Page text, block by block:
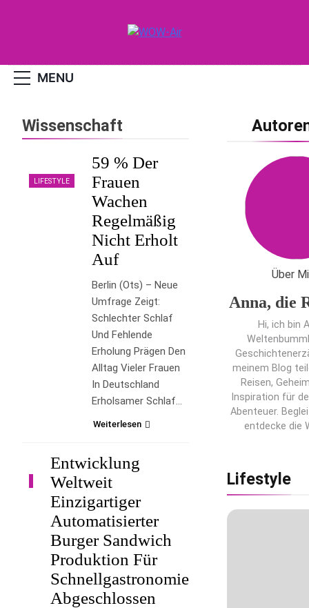
WOW-Air
MENU
Wissenschaft
LIFESTYLE
59 % Der
Frauen
Wachen
Regelmäßig
Nicht Erholt
Auf
Berlin (ots) – Neue
Umfrage Zeigt:
Schlechter Schlaf
Und Fehlende
Erholung Prägen Den
Alltag Vieler Frauen
In Deutschland
Erholsamer Schlaf…
Weiterlesen
LIFESTYLE
Entwicklung
Weltweit
Einzigartiger
Automatisierter
Burger Sandwich
Produktion Für
Schnellgastronomie
Abgeschlossen
Über
Anna, die
Hi, ich bin
meinem Blog
Reisen,
Inspiration für
Abenteuer.
entdecke die
Lifestyle